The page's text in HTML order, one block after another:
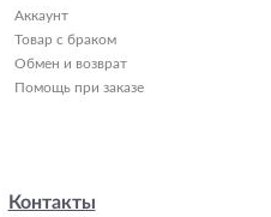
Аккаунт
Товар с браком
Обмен и возврат
Помощь при заказе
Контакты